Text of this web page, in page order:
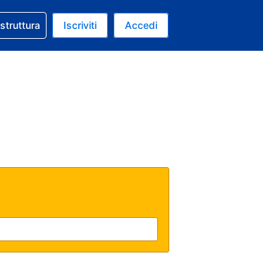
statunitense
Italiano
prenotazioneIscriviti Accedi